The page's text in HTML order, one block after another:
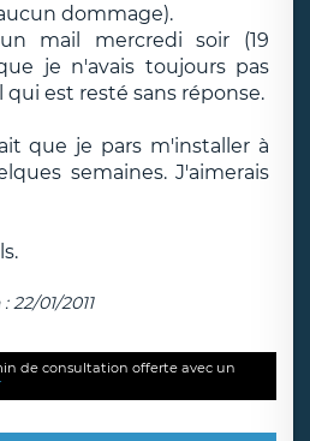
dommage).
mail mercredi soir (19
je n'avais toujours pas
qui est resté sans réponse.
que je pars m'installer à
semaines. J'aimerais
01/2011
de consultation offerte avec un